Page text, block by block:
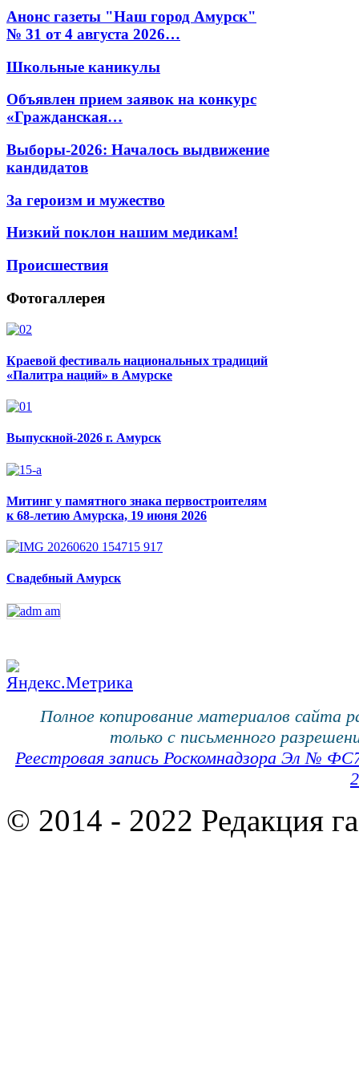
Анонс газеты "Наш город Амурск"
№ 31 от 4 августа 2026…
Школьные каникулы
Объявлен прием заявок на конкурс
«Гражданская…
Выборы-2026: Началось выдвижение
кандидатов
За героизм и мужество
Низкий поклон нашим медикам!
Происшествия
Фотогаллерея
Краевой фестиваль национальных традиций
«Палитра наций» в Амурске
Выпускной-2026 г. Амурск
Митинг у памятного знака первостроителям
к 68-летию Амурска, 19 июня 2026
Свадебный Амурск
Полное копирование материалов сайта
только с письменного
Реестровая запись Роскомнадзора Эл №
© 2014 - 2022 Редакция